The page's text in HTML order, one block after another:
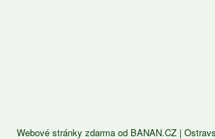
Webové stránky zdarmaod BANAN.CZ|